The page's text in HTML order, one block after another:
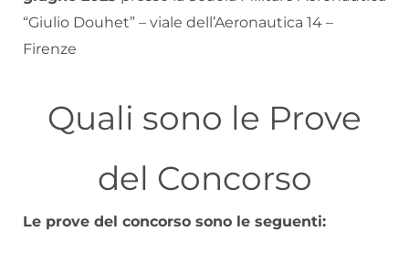
“Giulio Douhet” – viale dell’Aeronautica 14 –
Firenze
Quali sono le Prove
del Concorso
Le prove del concorso sono le seguenti: